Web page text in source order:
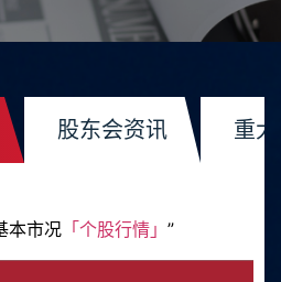
股东会资讯 重
本市况 「个股行情」 ”